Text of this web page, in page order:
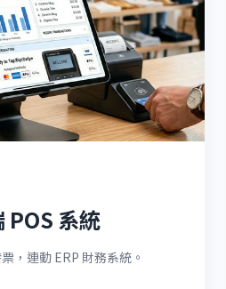
POS 系統
，連動 ERP 財務系統。